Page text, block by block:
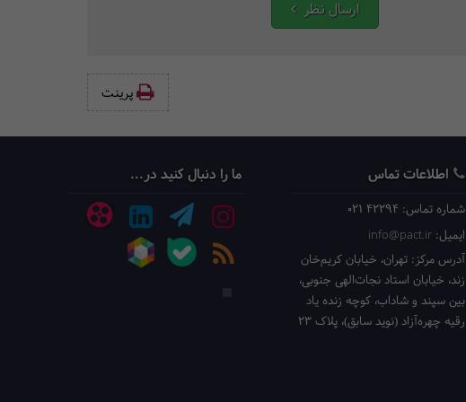
ارسال نظر
پرینت‌
اطلاعات تماس
شماره تماس: 021 42294
ایمیل:info@pact.ir
آدرس مرکز:تهران، خیابان کریم‌خان
زند، خیابان استاد نجات‌الهی جنوبی،
بین سپند و شاداب، کوچه زنده یاد
رقیه چهره‌آزاد (نوید سابق)، پلاک 23
ما را دنبال کنید در...